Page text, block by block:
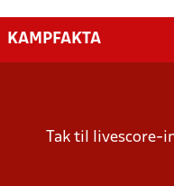
KAMPFAKTA
Tak til livescore-